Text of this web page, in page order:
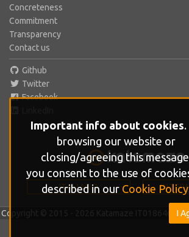
Concreteness
Commitment
Transparency
Contact us
Github
Twitter
Facebook
ITALIANO
Copyright © 2015 - 2026 Katamaze
Important info about cookies
browsing our website or
closing/agreeing this
you consent to the use of
described in our Cookie Policy
I